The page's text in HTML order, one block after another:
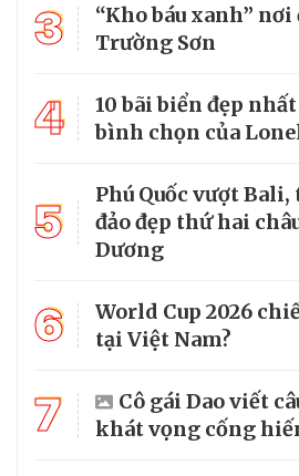
3
“Kho báu xanh”
Trường Sơn
4
10 bãi biển đẹp
bình chọn của
5
Phú Quốc vượt
đảo đẹp thứ hai
Dương
6
World Cup 2026
tại Việt Nam?
7
Cô gái Dao viết
khát vọng cống